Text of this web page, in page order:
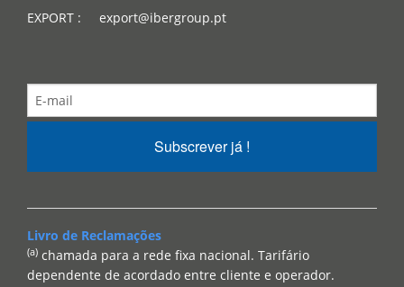
EXPORT : export@ibergroup.pt
Subscrever já !
Livro de Reclamações
(a) chamada para a rede fixa nacional. Tarifário
dependente de acordado entre cliente e operador.